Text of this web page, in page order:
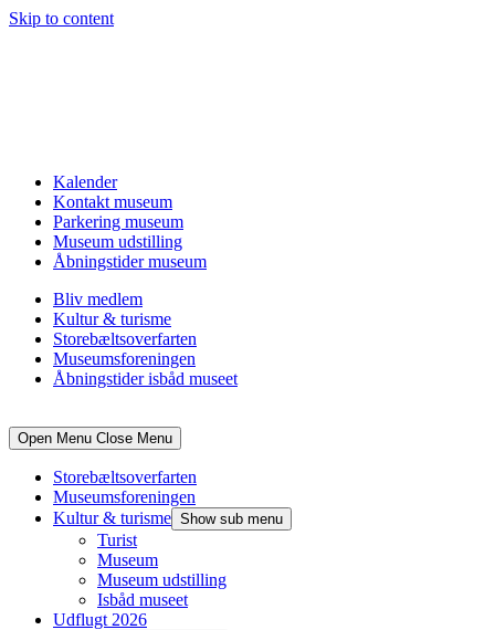
Skip to content
Kalender
Kontakt museum
Parkering museum
Museum udstilling
Åbningstider museum
Bliv medlem
Kultur & turisme
Storebæltsoverfarten
Museumsforeningen
Åbningstider isbåd museet
Open Menu Close Menu
Storebæltsoverfarten
Museumsforeningen
Kultur & turisme Show sub menu
Turist
Museum
Museum udstilling
Isbåd museet
Udflugt 2026